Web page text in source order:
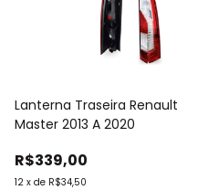
Lanterna Traseira Renault
Master 2013 A 2020
R$339,00
12 x de R$34,50